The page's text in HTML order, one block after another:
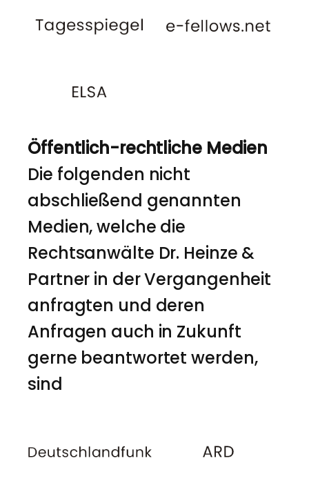
Öffentlich-rechtliche Medien
Die folgenden nicht
abschließend genannten
Medien, welche die
Rechtsanwälte Dr. Heinze &
Partner in der Vergangenheit
anfragten und deren
Anfragen auch in Zukunft
gerne beantwortet werden,
sind